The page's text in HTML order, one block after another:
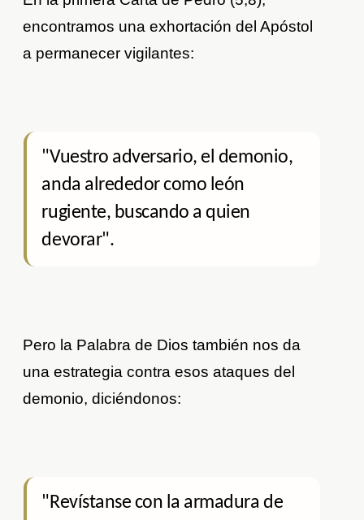
encontramos una exhortación del Apóstol
a permanecer vigilantes:
"Vuestro adversario, el demonio,
anda alrededor como león
rugiente, buscando a quien
devorar".
Pero la Palabra de Dios también nos da
una estrategia contra esos ataques del
demonio, diciéndonos:
"Revístanse con la armadura de